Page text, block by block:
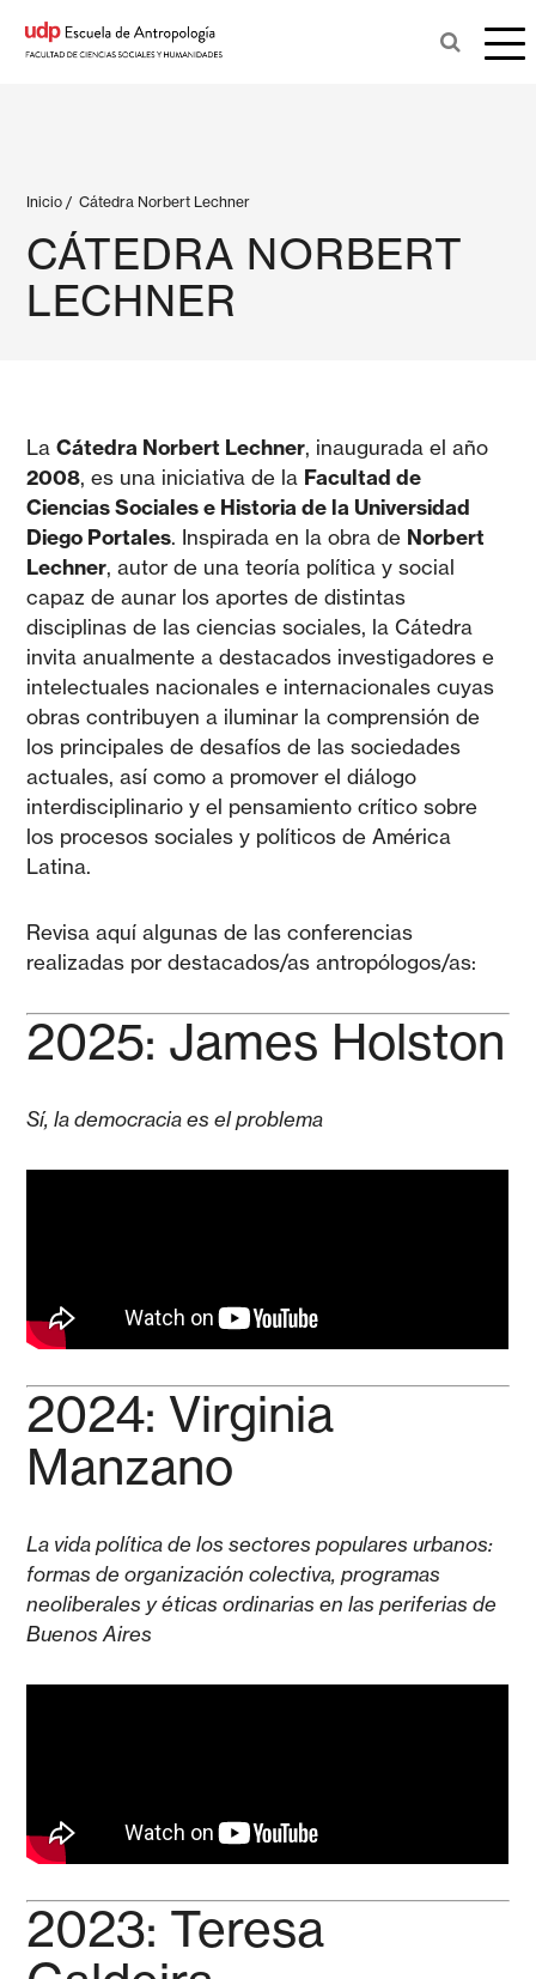
Inicio / Cátedra Norbert Lechner
CÁTEDRA NORBERT
LECHNER
LaCátedra Norbert Lechner, inaugurada el año
2008, es una iniciativa de la Facultad de
Ciencias Sociales e Historia de la Universidad
Diego Portales. Inspirada en la obra de Norbert
Lechner, autor de una teoría política y social
capaz de aunar los aportes de distintas
disciplinas de las ciencias sociales, la Cátedra
invita anualmente a destacados investigadores e
intelectuales nacionales e internacionales cuyas
obras contribuyen a iluminar la comprensión de
los principales de desafíos de las sociedades
actuales, así como a promover el diálogo
interdisciplinario y el pensamiento crítico sobre
los procesos sociales y políticos de América
Latina.
Revisa aquí algunas de las conferencias
realizadas por destacados/as antropólogos/as:
2025: James Holston
Sí, la democracia es el problema
2024: Virginia
Manzano
La vida política de los sectores populares urbanos:
formas de organización colectiva, programas
neoliberales y éticas ordinarias en las periferias de
Buenos Aires
2023: Teresa